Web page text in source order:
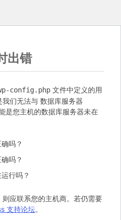
出错
config.php 文件中定义的用
们无法与 数据库服务器
是您主机的数据库服务器未在
吗？
吗？
行吗？
应联系您的主机商。若仍需要
支持论坛。